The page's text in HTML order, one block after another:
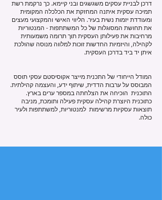
דרכן לבניית עסקים משגשגים ובני קיימא. כך נרקמת רשת
תמיכה עסקית איתנה המחזקת את הכלכלה המקומית
ומעודדת יזמות נשית בעיר. הליווי האישי והמקצועי מעצים
את תחושת המסוגלות של כל המשתתפות - המנטוריות
מרחיבות את פעילותן העסקית תוך תרומה משמעותית
לקהילה, והיזמיות החדשות זוכות למלווה מנוסה שהולכת
איתן יד ביד בדרכן העסקית.
המודל הייחודי של התכנית מייצר אקוסיסטם עסקי תוסס
המבוסס על ערבות הדדית, שיתוף ידע, והעצמה קהילתית.
התוכנית הוכיחה את הצלחתה במספר ערים בארץ.
כתוכנית היוצרת קהילה עסקית פעילה ותומכת, מניבה
תוצאות עסקיות מרשימות למנטוריות, למשתתפות ולעיר
כולה.